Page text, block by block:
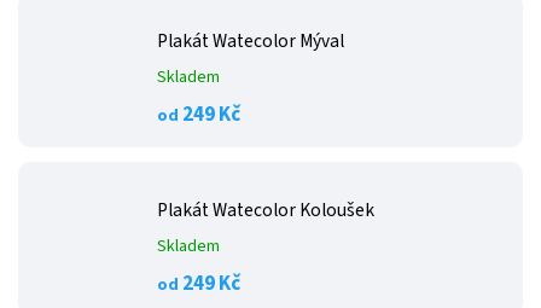
Plakát Watecolor Mýval
Skladem
od 249 Kč
Plakát Watecolor Koloušek
Skladem
od 249 Kč